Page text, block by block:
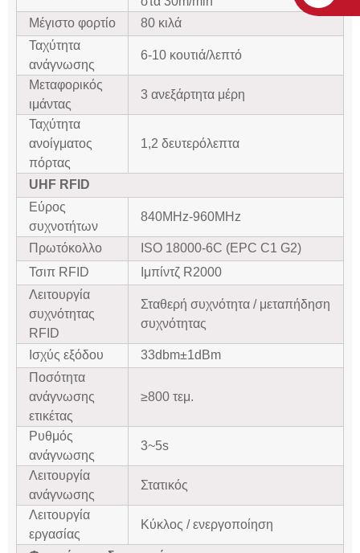
Μέγιστο φορτίο
80 κιλά
Ταχύτητα
ανάγνωσης
6-10 κουτιά/λεπτό
Μεταφορικός
ιμάντας
3 ανεξάρτητα μέρη
Ταχύτητα
ανοίγματος
πόρτας
1,2 δευτερόλεπτα
UHF RFID
Εύρος
συχνοτήτων
840MHz-960MHz
Πρωτόκολλο
ISO 18000-6C (EPC C1 G2)
Τσιπ RFID
Ιμπίντζ R2000
Λειτουργία
συχνότητας
RFID
Σταθερή συχνότητα / μεταπήδηση
συχνότητας
Ισχύς εξόδου
33dbm±1dBm
Ποσότητα
ανάγνωσης
ετικέτας
≥800 τεμ.
Ρυθμός
ανάγνωσης
3~5s
Λειτουργία
ανάγνωσης
Στατικός
Λειτουργία
εργασίας
Κύκλος / ενεργοποίηση